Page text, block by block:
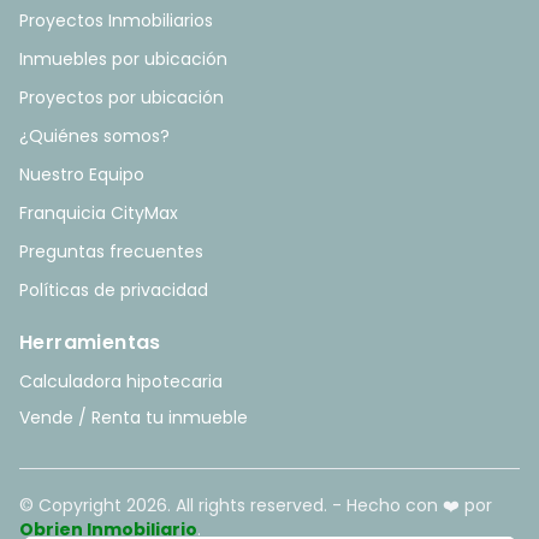
Proyectos Inmobiliarios
Inmuebles por ubicación
Proyectos por ubicación
¿Quiénes somos?
Nuestro Equipo
Franquicia CityMax
Preguntas frecuentes
Políticas de privacidad
Herramientas
Calculadora hipotecaria
Vende / Renta tu inmueble
© Copyright 2026. All rights reserved. - Hecho con ❤️ por
Obrien Inmobiliario.